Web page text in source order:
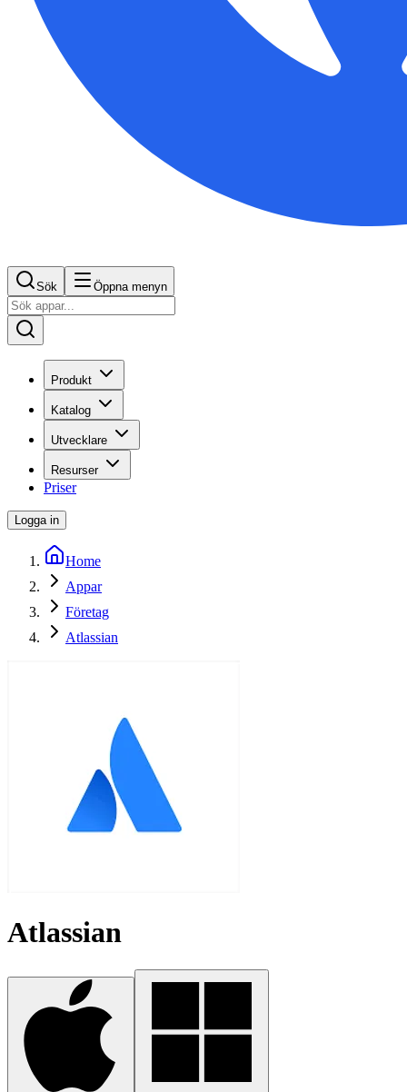
Sök Öppna menyn
Produkt
Katalog
Utvecklare
Resurser
Priser
Logga in
Home
Appar
Företag
Atlassian
Atlassian